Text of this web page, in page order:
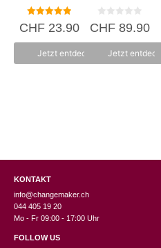
5.00
von 5
CHF23.90
Jetzt entdecken
0
v
CHF89.90
Jetzt
KONTAKT
info@changemaker.ch
044 405 19 20
Mo - Fr 09:00 - 17:00 Uhr
FOLLOW US